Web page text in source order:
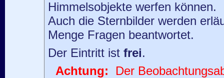
Himmelsobjekte werfen können.
Auch die Sternbilder werden
Menge Fragen beantwortet.
Der Eintritt ist frei.
Achtung: Der